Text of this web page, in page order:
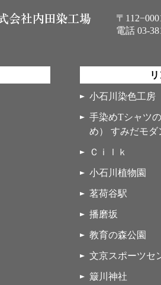
〒
電話 03-
小石川染色工房
手染めTシャツ
め） すみだモダ
Ｃｉｌｋ
小石川植物園
茗荷谷駅
播磨坂
教育の森公園
文京スポーツセ
簸川神社